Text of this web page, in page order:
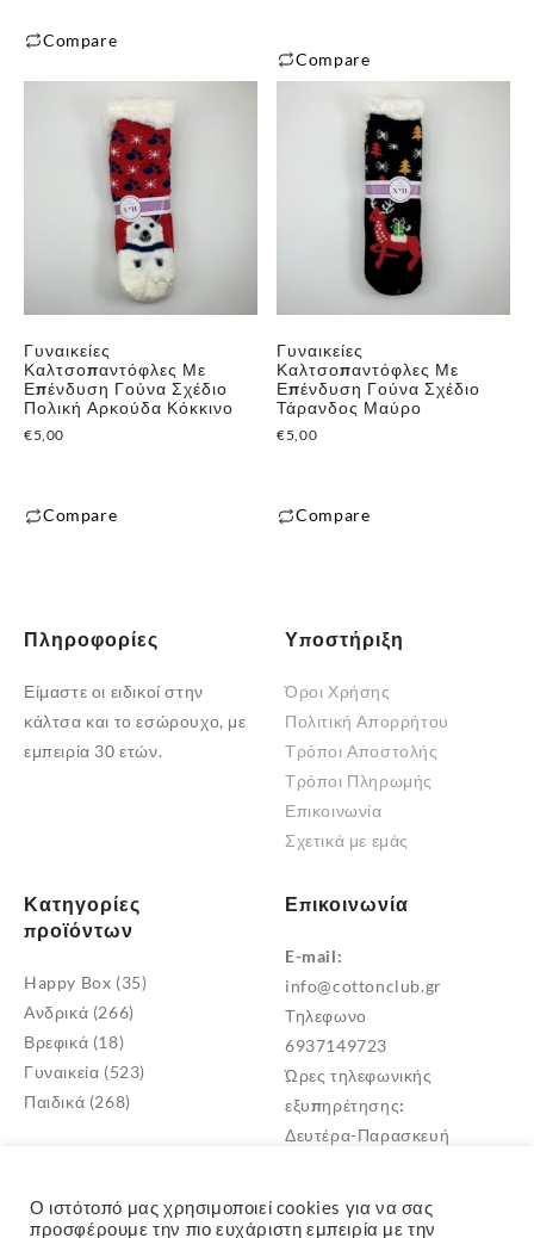
Compare
Compare
Γυναικείες
Καλτσοπαντόφλες Με
Επένδυση Γούνα Σχέδιο
Πολική Αρκούδα Κόκκινο
€5,00
Compare
Γυναικείες
Καλτσοπαντόφλες Με
Επένδυση Γούνα Σχέδιο
Τάρανδος Μαύρο
€5,00
Compare
Πληροφορίες
Είμαστε οι ειδικοί στην
κάλτσα και το εσώρουχο, με
εμπειρία 30 ετών.
Υποστήριξη
Όροι Χρήσης
Πολιτική Απορρήτου
Τρόποι Αποστολής
Τρόποι Πληρωμής
Επικοινωνία
Σχετικά με εμάς
Κατηγορίες
προϊόντων
Happy Box (35)
Ανδρικά (266)
Βρεφικά (18)
Γυναικεία (523)
Παιδικά (268)
Επικοινωνία
E-mail:
info@cottonclub.gr
Τηλεφωνο
6937149723
Ώρες τηλεφωνικής
εξυπηρέτησης:
Δευτέρα-Παρασκευή
Μεταμόρφωση Αττικής
Ο ιστότοπό μας χρησιμοποιεί cookies για να σας
προσφέρουμε την πιο ευχάριστη εμπειρία με την